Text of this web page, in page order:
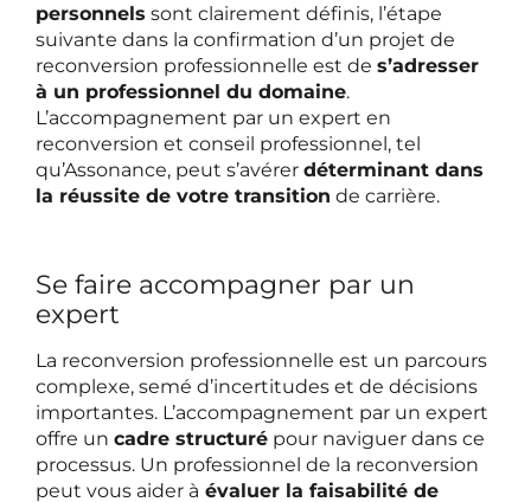
personnels sont clairement définis, l’étape
suivante dans la confirmation d’un projet de
reconversion professionnelle est de s’adresser
à un professionnel du domaine.
L’accompagnement par un expert en
reconversion et conseil professionnel, tel
qu’Assonance, peut s’avérer déterminant dans
la réussite de votre transition de carrière.
Se faire accompagner par un
expert
La reconversion professionnelle est un parcours
complexe, semé d’incertitudes et de décisions
importantes. L’accompagnement par un expert
offre un cadre structuré pour naviguer dans ce
processus. Un professionnel de la reconversion
peut vous aider à évaluer la faisabilité de